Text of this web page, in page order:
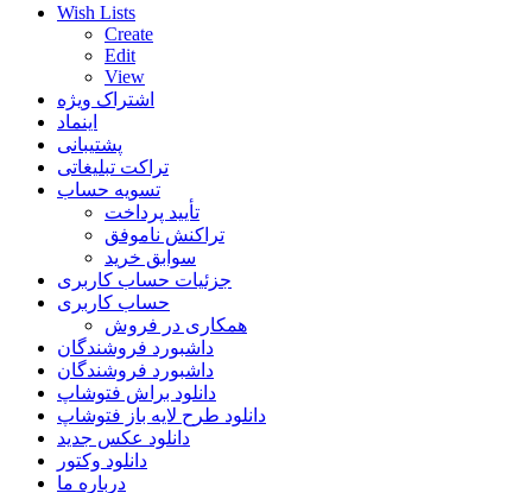
Wish Lists
Create
Edit
View
اشتراک ویژه
اینماد
پشتیبانی
تراکت تبلیغاتی
تسویه حساب
تأیید پرداخت
تراکنش ناموفق
سوابق خرید
جزئیات حساب کاربری
حساب کاربری
همکاری در فروش
داشبورد فروشندگان
داشبورد فروشندگان
دانلود براش فتوشاپ
دانلود طرح لایه باز فتوشاپ
دانلود عکس جدید
دانلود وکتور
درباره ما